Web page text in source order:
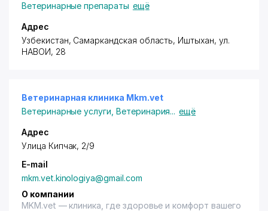
Ветеринарные препараты ещё
Адрес
Узбекистан, Самаркандская область, Иштыхан, ул.
НАВОИ, 28
Ветеринарная клиника Mkm.vet
Ветеринарные услуги Ветеринария... ещё
Адрес
Улица Кипчак, 2/9
E-mail
mkm.vet.kinologiya@gmail.com
О компании
MKM.vet — клиника, где здоровье и комфорт вашего